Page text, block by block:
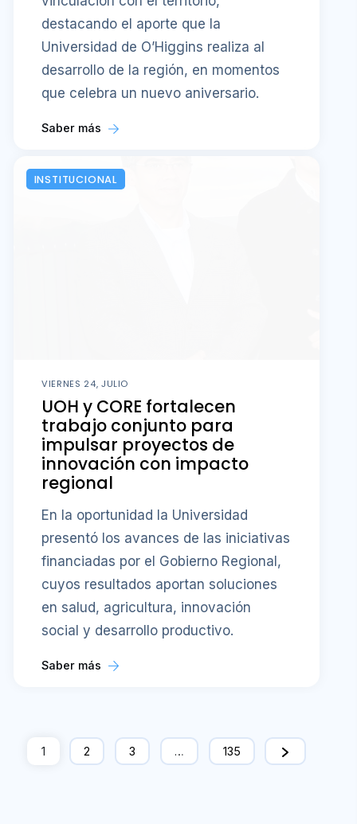
destacando el aporte que la
Universidad de O’Higgins realiza al
desarrollo de la región, en momentos
que celebra un nuevo aniversario.
Saber más
INSTITUCIONAL
VIERNES 24, JULIO
UOH y CORE fortalecen
trabajo conjunto para
impulsar proyectos de
innovación con impacto
regional
En la oportunidad la Universidad
presentó los avances de las iniciativas
financiadas por el Gobierno Regional,
cuyos resultados aportan soluciones
en salud, agricultura, innovación
social y desarrollo productivo.
Saber más
1 2 3 … 135